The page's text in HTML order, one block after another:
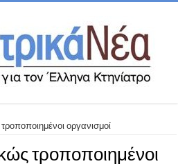
οργανισμοί
τροποποιημένοι